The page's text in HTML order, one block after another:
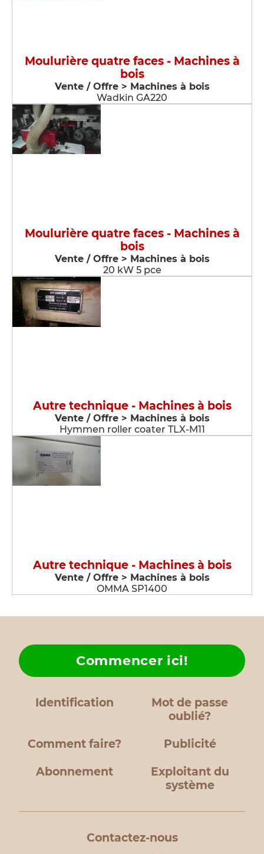
Moulurière quatre faces - Machines à
bois
Vente / Offre > Machines à bois
Wadkin GA220
Moulurière quatre faces - Machines à
bois
Vente / Offre > Machines à bois
20 kW 5 pce
Autre technique - Machines à bois
Vente / Offre > Machines à bois
Hymmen roller coater TLX-M11
Autre technique - Machines à bois
Vente / Offre > Machines à bois
OMMA SP1400
Identification
Mot de passe
oublié?
Comment faire?
Commencer ici!
Publicité
Abonnement
Exploitant du
système
Contactez-nous